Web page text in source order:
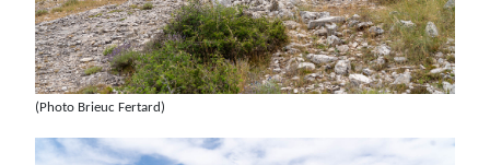
(Photo Brieuc Fertard)